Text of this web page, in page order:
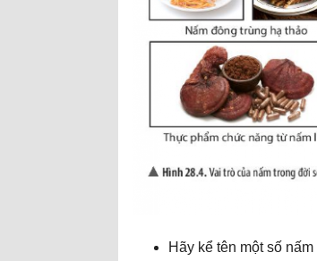
Hãy kể tên một số